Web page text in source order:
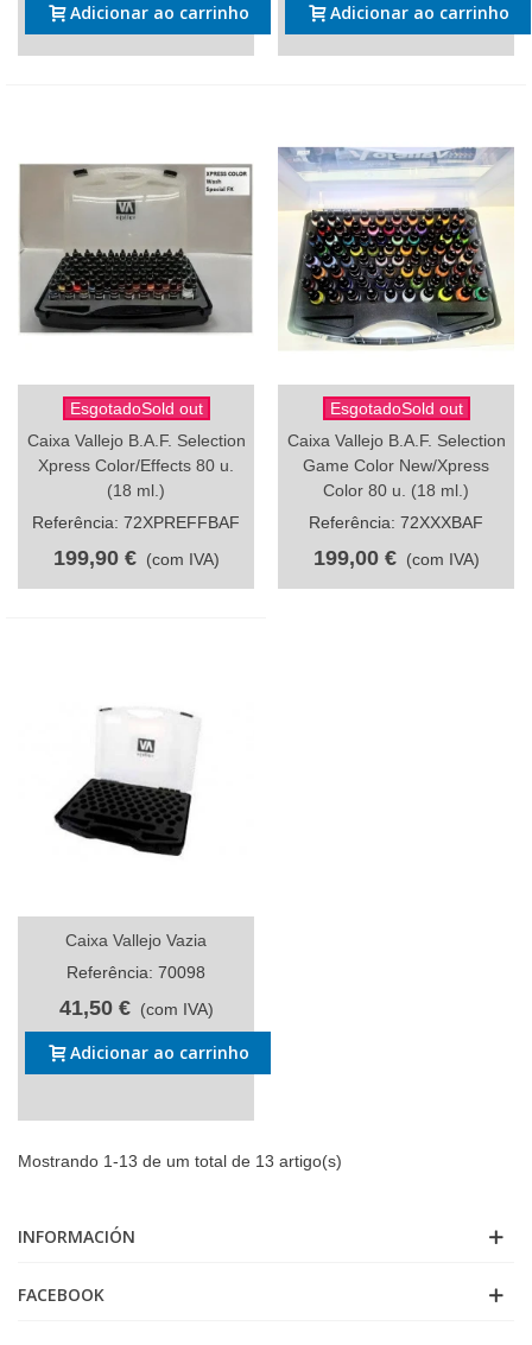
Adicionar ao carrinho Adicionar ao carrinho
EsgotadoSold out
Caixa Vallejo B.A.F. Selection
Xpress Color/Effects 80 u.
(18 ml.)
Referência: 72XPREFFBAF
199,90 € (com IVA)
EsgotadoSold out
Caixa Vallejo B.A.F. Selection
Game Color New/Xpress
Color 80 u. (18 ml.)
Referência: 72XXXBAF
199,00 € (com IVA)
Caixa Vallejo Vazia
Referência: 70098
41,50 € (com IVA)
Adicionar ao carrinho
Mostrando 1-13 de um total de 13 artigo(s)
INFORMACIÓN
FACEBOOK